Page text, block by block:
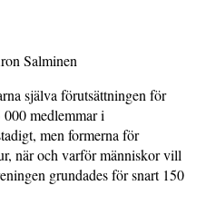
Salminen
själva förutsättningen för
medlemmar i
men formerna för
när och varför människor vill
grundades för snart 150